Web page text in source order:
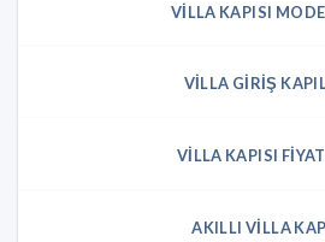
VILLA KAPISI
VILLA GIRIŞ
VILLA KAPISI
AKILLI VILLA